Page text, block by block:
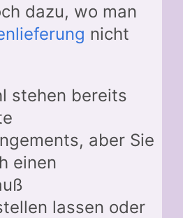
dazu, wo man
nicht
stehen bereits
aber Sie
einen
lassen oder